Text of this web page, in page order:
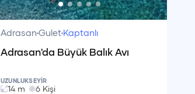
Adrasan Gulet Kaptanlı
Adrasan'da Büyük Balık Avı
UZUNLUK
14 m
SEYİR
6 Kişi